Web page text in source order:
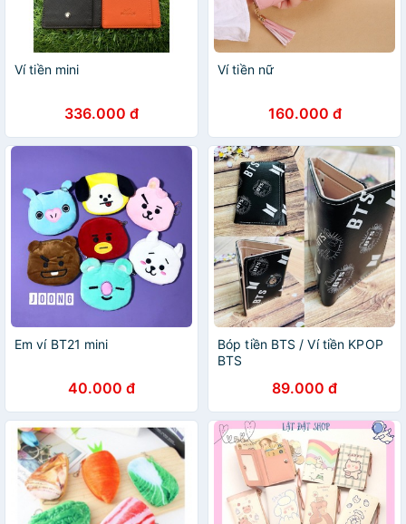
Ví tiền mini
336.000 đ
Ví tiền nữ
160.000 đ
Em ví BT21 mini
40.000 đ
Bóp tiền BTS / Ví tiền KPOP
BTS
89.000 đ